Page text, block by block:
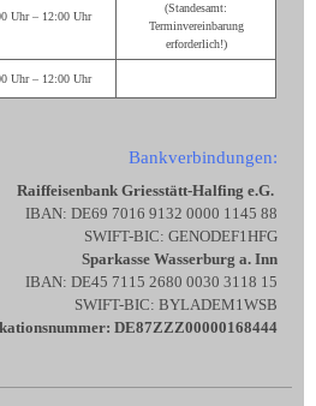
Uhr – 12:00 Uhr
(Standesamt:
Terminvereinbarung
erforderlich!)
Uhr – 12:00 Uhr
Bankverbindungen:
Raiffeisenbank Griesstätt-Halfing e.G.
IBAN: DE69 7016 9132 0000 1145 88
SWIFT-BIC: GENODEF1HFG
Sparkasse Wasserburg a. Inn
IBAN: DE45 7115 2680 0030 3118 15
SWIFT-BIC: BYLADEM1WSB
DE87ZZZ00000168444